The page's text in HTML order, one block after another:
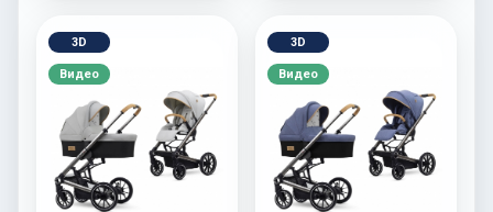
3D
Видео
3D
Видео